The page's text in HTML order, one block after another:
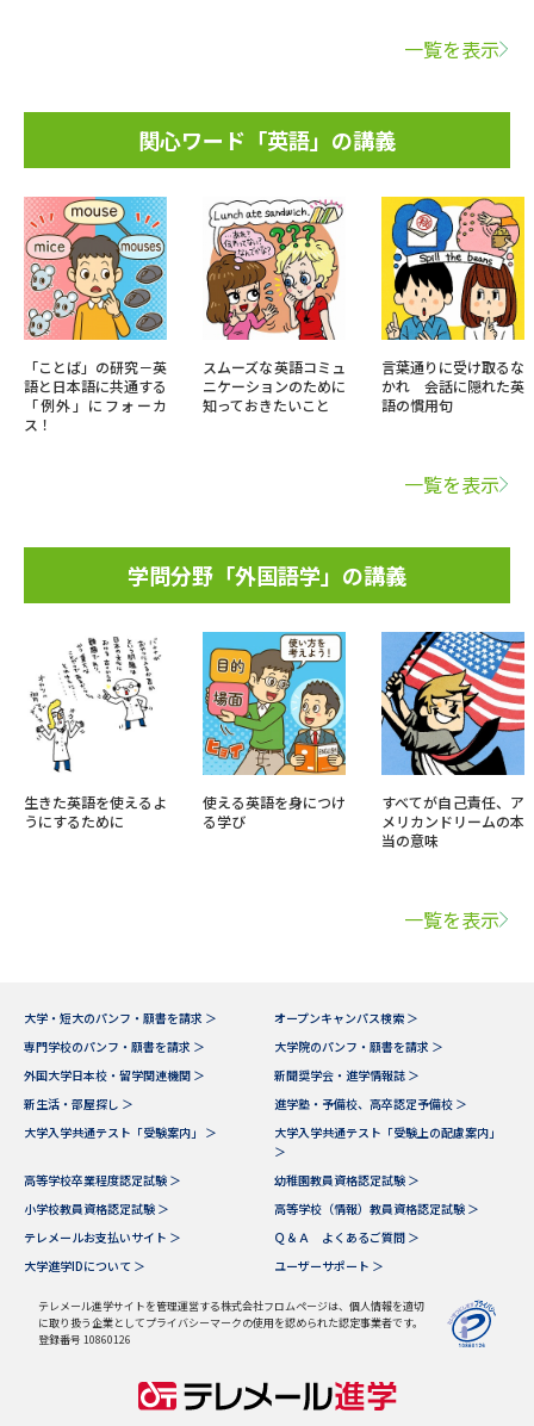
一覧を表示
関心ワード「英語」の講義
「ことば」の研究－英
語と日本語に共通する
「例外」にフォーカ
ス！
スムーズな英語コミュ
ニケーションのために
知っておきたいこと
言葉通りに受け取るな
かれ 会話に隠れた英
語の慣用句
一覧を表示
学問分野「外国語学」の講義
生きた英語を使えるよ
うにするために
使える英語を身につけ
る学び
すべてが自己責任、ア
メリカンドリームの本
当の意味
一覧を表示
大学・短大のパンフ・願書を請求 ＞
オープンキャンパス検索 ＞
専門学校のパンフ・願書を請求 ＞
大学院のパンフ・願書を請求 ＞
外国大学日本校・留学関連機関 ＞
新聞奨学会・進学情報誌 ＞
新生活・部屋探し ＞
進学塾・予備校、高卒認定予備校 ＞
大学入学共通テスト「受験案内」 ＞
大学入学共通テスト「受験上の配慮案内」
＞
高等学校卒業程度認定試験 ＞
幼稚園教員資格認定試験 ＞
小学校教員資格認定試験 ＞
高等学校（情報）教員資格認定試験 ＞
テレメールお支払いサイト ＞
Ｑ＆Ａ よくあるご質問 ＞
大学進学IDについて ＞
ユーザーサポート ＞
テレメール進学サイトを管理運営する株式会社フロムページは、個人情報を適切
に取り扱う企業としてプライバシーマークの使用を認められた認定事業者です。
登録番号 10860126